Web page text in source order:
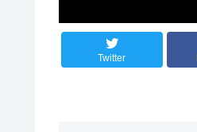
Twitter